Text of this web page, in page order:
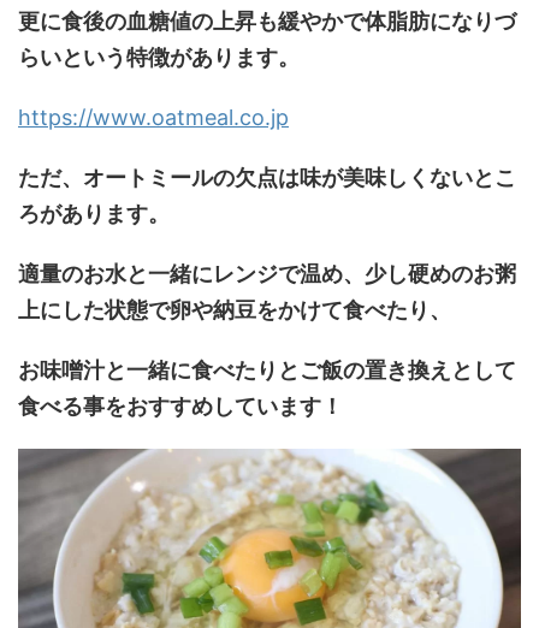
更に食後の血糖値の上昇も緩やかで体脂肪になりづ
らいという特徴があります。
https://www.oatmeal.co.jp
ただ、オートミールの欠点は味が美味しくないとこ
ろがあります。
適量のお水と一緒にレンジで温め、少し硬めのお粥
上にした状態で卵や納豆をかけて食べたり、
お味噌汁と一緒に食べたりとご飯の置き換えとして
食べる事をおすすめしています！